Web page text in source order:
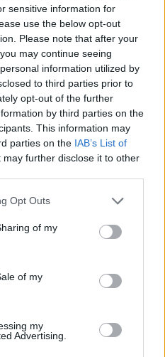
sensitive information for
use the below opt-out
Please note that after your
may continue seeing
information utilized by
to third parties prior to
opt-out of the further
by third parties on the
This information may
parties on the IAB’s List of
may further disclose it to other
Opt Outs
of my
of my
my
Advertising.
på ekologiskt, men det
efterfrågan. Fler och
Systembolagets
öldelen på Systembolaget
av ölförsäljningen
det en skillnad, då fler
sin produktion till